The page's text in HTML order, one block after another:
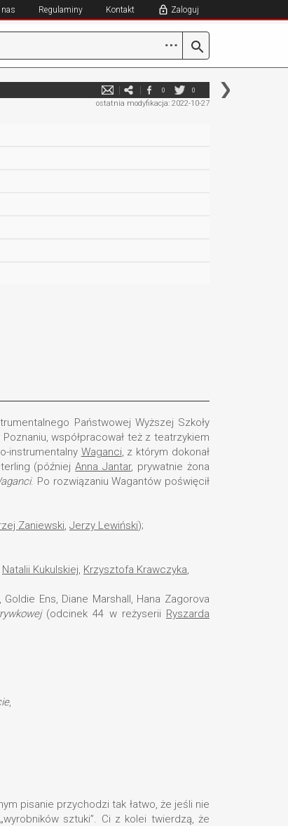
nas Regulaminy Kontakt Zaloguj
⋯
0 0
ostatnia modyfikacja: 2022-10-27
Państwowej Wyższej Szkoły
współpracował też z teatrzykiem
instrumentalny Waganci, z którym dokonał
(późniejAnna Jantar, prywatnie żona
. Po rozwiązaniu Wagantów poświęcił
Zaniewski, Jerzy Lewiński);
Natalii Kukulskiej, Krzysztofa Krawczyka,
Ens, Diane Marshall, Hana Zagorova
(odcinek 44 w reżyserii Ryszarda
,
pisanie przychodzi tak łatwo, że jeśli nie
sztuki”. Ci z kolei twierdzą, że